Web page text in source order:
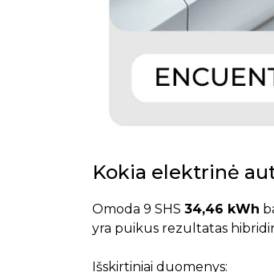
Kokia elektrinė
Omoda 9 SHS 34,46 kWh
yra puikus rezultatas
Išskirtiniai duomenys: